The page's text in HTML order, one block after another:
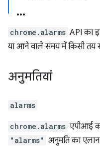
chrome.alarms API का
या आने वाले समय में किसी
अनुमतियां
alarms
chrome.alarms एपीआई
"alarms" अनुमति का